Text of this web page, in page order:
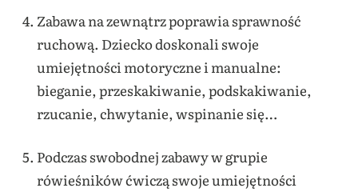
Zabawa na zewnątrz poprawia sprawność
ruchową. Dziecko doskonali swoje
umiejętności motoryczne i manualne:
bieganie, przeskakiwanie, podskakiwanie,
rzucanie, chwytanie, wspinanie się…
Podczas swobodnej zabawy w grupie
rówieśników ćwiczą swoje umiejętności